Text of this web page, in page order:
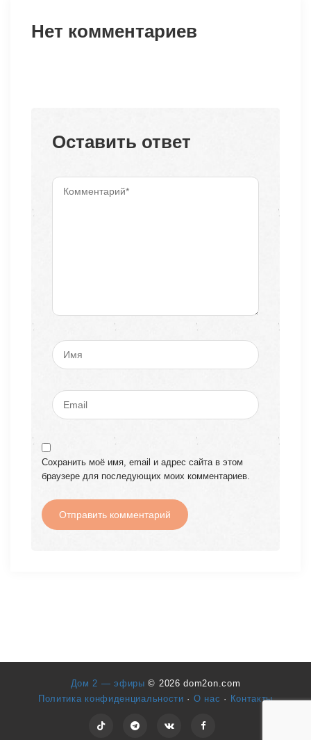
Нет комментариев
Оставить ответ
Сохранить моё имя, email и адрес сайта в этом
браузере для последующих моих комментариев.
Дом 2 — эфиры© 2026 dom2on.com
Политика конфиденциальности · О нас · Контакты